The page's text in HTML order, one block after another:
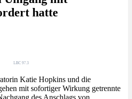
hatte
LBC 97.3
Katie Hopkins und die
mit sofortiger Wirkung getrennte
des Anschlags von